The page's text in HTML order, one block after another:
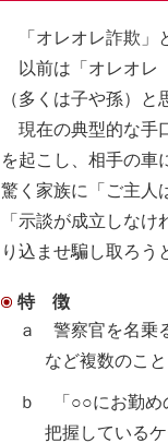
「オレオレ詐欺」
以前は「オレオレ
（多くは子や孫）
現在の典型的な手
を起こし、相手の車
驚く家族に「ご主人
「示談が成立しな
り込ませ騙し取ろう
特 徴
ａ 警察官を名乗
など複数のこと
ｂ 「○○にお勤め
把握しているケ